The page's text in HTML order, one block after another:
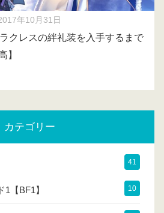
年10月31日
クレスの絆礼装を入手するまで
】
カテゴリー
41
【BF1】 10